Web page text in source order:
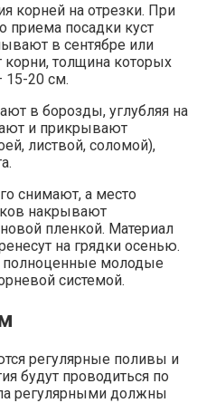
корней на отрезки. При
приема посадки куст
в сентябре или
корни, толщина которых
15-20 см.
в борозды, углубляя на
и прикрывают
листвой, соломой),
снимают, а место
накрывают
пленкой. Материал
на грядки осенью.
полноценные молодые
системой.
регулярные поливы и
будут проводиться по
регулярными должны